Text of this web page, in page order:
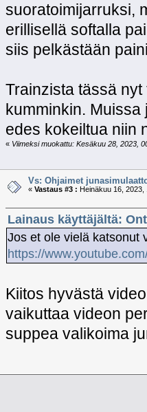
suoratoimijarruksi,
erillisellä softalla
siis pelkästään
Trainzista tässä
kumminkin.
edes kokeiltua niin
« Viimeksi muokattu: Kesäkuu 28, 2023,
Vs: Ohjaimet
« Vastaus #3 : Heinäkuu 16, 2023,
Lainaus käyttäjältä:
Jos et ole vielä katsonut
https://
Kiitos hyvästä
vaikuttaa videon
suppea valikoima